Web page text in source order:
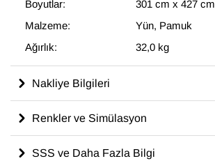
Boyutlar:
301 cm x 427 cm
Malzeme:
Yün, Pamuk
Ağırlık:
32,0 kg
Nakliye Bilgileri
Renkler ve Simülasyon
SSS ve Daha Fazla Bilgi